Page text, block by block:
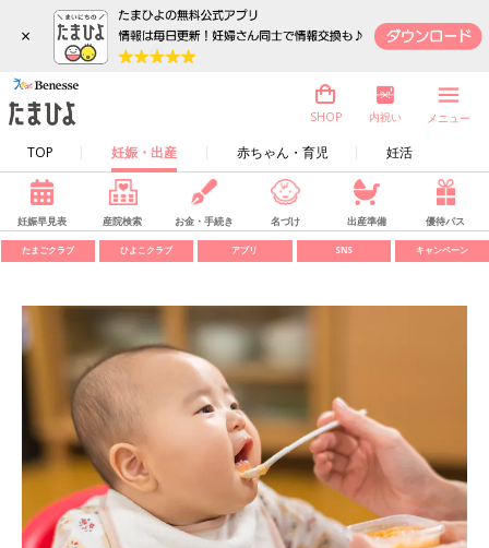
×
TOP 妊娠・出産 赤ちゃん・育児 妊活
SHOP 内祝い メニュー
妊娠早見表 産院検索 お金・手続き 名づけ 出産準備 優待パス
たまごクラブ ひよこクラブ アプリ SNS キャンペーン